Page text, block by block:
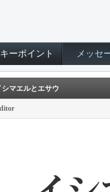
キーポイント メッセ
シマエルとエサウ